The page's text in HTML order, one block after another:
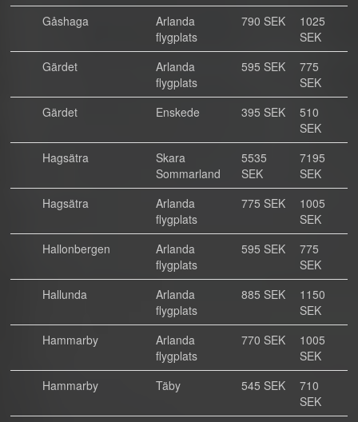
Gåshaga
Arlanda
flygplats
790 SEK
1025
SEK
Gärdet
Arlanda
flygplats
595 SEK
775
SEK
Gärdet
Enskede 395 SEK
510
SEK
Hagsätra
Skara
Sommarland
5535
SEK
7195
SEK
Hagsätra
Arlanda
flygplats
775 SEK
1005
SEK
Hallonbergen
Arlanda
flygplats
595 SEK
775
SEK
Hallunda
Arlanda
flygplats
885 SEK
1150
SEK
Hammarby
Arlanda
flygplats
770 SEK
1005
SEK
Hammarby
Täby 545 SEK
710
SEK